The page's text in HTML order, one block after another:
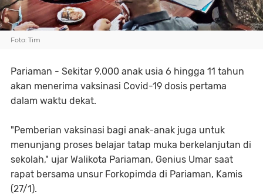
Foto: Tim
Pariaman - Sekitar 9.000 anak usia 6 hingga 11 tahun
akan menerima vaksinasi Covid-19 dosis pertama
dalam waktu dekat.
"Pemberian vaksinasi bagi anak-anak juga untuk
menunjang proses belajar tatap muka berkelanjutan di
sekolah," ujar Walikota Pariaman, Genius Umar saat
rapat bersama unsur Forkopimda di Pariaman, Kamis
(27/1).